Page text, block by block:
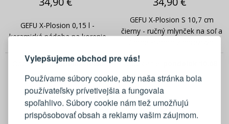
Vylepšujeme obchod pre vás!
Používame súbory cookie, aby naša stránka bola
používateľsky prívetivejšia a fungovala
spoľahlivo. Súbory cookie nám tiež umožňujú
prispôsobovať obsah a reklamy vašim záujmom.
GEFU X-Plosion 0,15 l -
keramická nádoba na korenie
Odoslanie:pondelok 10.08
GEFU X-Plosion S 10,7 cm
čierny - ručný mlynček na soľ a
Odoslanie:
38,90 € 33,90 €
PRIHLÁSENIE REGISTRÁCIA
Prihláste sa k svojmu účtu